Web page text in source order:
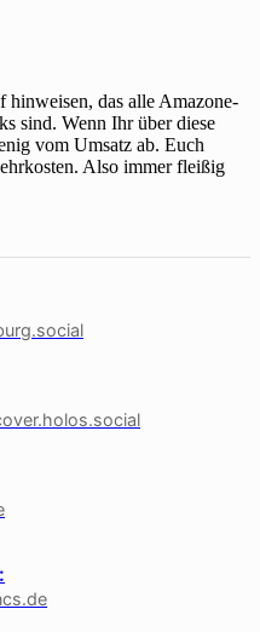
hinweisen, das alle Amazone-
sind. Wenn Ihr über diese
vom Umsatz ab. Euch
Also immer fleißig